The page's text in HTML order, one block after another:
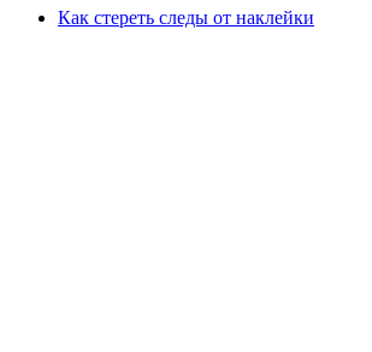
Как стереть следы от наклейки